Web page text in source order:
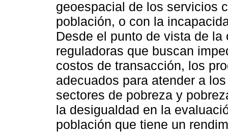
geoespacial de los servicios
población, o con la
Desde el punto de vista de
reguladoras que buscan
costos de transacción, los
adecuados para atender a
sectores de pobreza y
la desigualdad en la
población que tiene un